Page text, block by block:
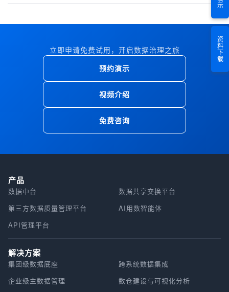
资料下载
立即申请免费试用，开启数据治理之旅
预约演示
视频介绍
免费咨询
产品
数据中台
数据共享交换平台
第三方数据质量管理平台
AI用数智能体
API管理平台
解决方案
集团级数据底座
跨系统数据集成
企业级主数据管理
数仓建设与可视化分析